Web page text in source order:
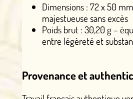
Dimensions : 72 x 50
majestueuse sans excès
Poids brut : 30,20 g –
entre légèreté et
Provenance et